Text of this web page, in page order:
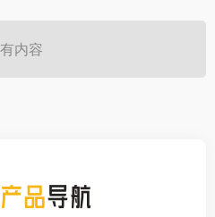
内容